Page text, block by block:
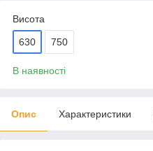
Висота
630 750
В наявності
Опис Характеристики